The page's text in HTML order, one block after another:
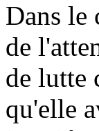
Dans le
de
de lutte
qu'elle